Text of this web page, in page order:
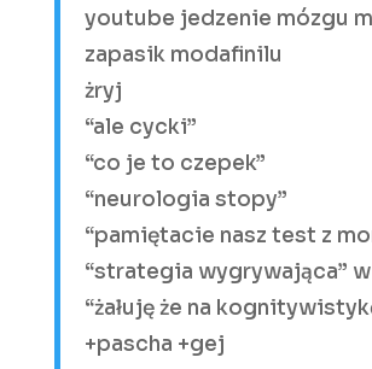
youtube jedzenie mózgu
zapasik modafinilu
żryj
“ale cycki”
“co je to czepek”
“neurologia stopy”
“pamiętacie nasz test z
“strategia wygrywająca”
“żałuję że na
+pascha +gej